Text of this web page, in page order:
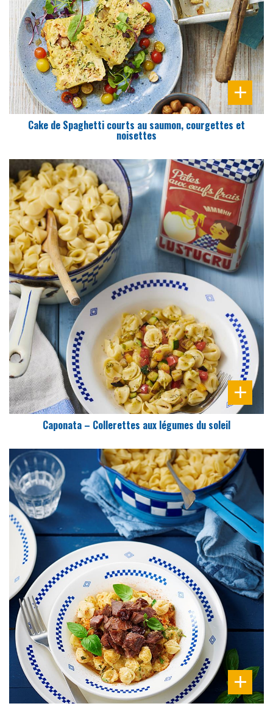
PRÉPARATION
15 Min
Cake de Spaghetti courts au saumon, courgettes et
noisettes
DIFFICULTÉ
PRÉPARATION
25 Min
Caponata – Collerettes aux légumes du soleil
DIFFICULTÉ
PRÉPARATION
10 Min